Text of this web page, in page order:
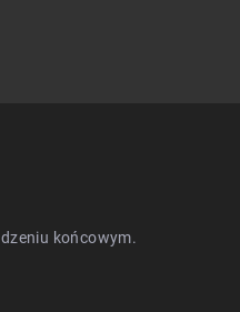
końcowym.